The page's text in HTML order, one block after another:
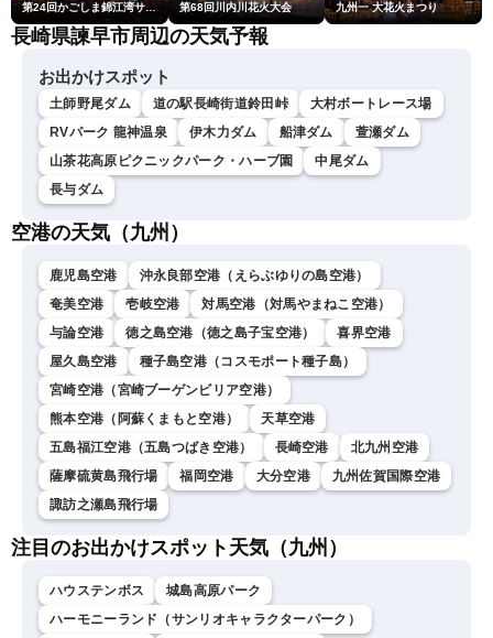
第24回かごしま錦江湾サマーナイト大花火大会 第68回川内川花火大会 九州一 大花火まつり
長崎県諫早市周辺の天気予報
お出かけスポット
土師野尾ダム 道の駅長崎街道鈴田峠
大村ボートレース場
RVパーク 龍神温泉
伊木力ダム 船津ダム
萱瀬ダム
山茶花高原ピクニックパーク・ハーブ園
中尾ダム
長与ダム
空港の天気（九州）
鹿児島空港
沖永良部空港（えらぶゆりの島空港）
奄美空港
壱岐空港
対馬空港（対馬やまねこ空港）
与論空港
徳之島空港（徳之島子宝空港）
喜界空港
屋久島空港
種子島空港（コスモポート種子島）
宮崎空港（宮崎ブーゲンビリア空港）
熊本空港（阿蘇くまもと空港）
天草空港
五島福江空港（五島つばき空港）
長崎空港
北九州空港
薩摩硫黄島飛行場
福岡空港 大分空港
九州佐賀国際空港
諏訪之瀬島飛行場
注目のお出かけスポット天気（九州）
ハウステンボス
城島高原パーク
ハーモニーランド（サンリオキャラクターパーク）